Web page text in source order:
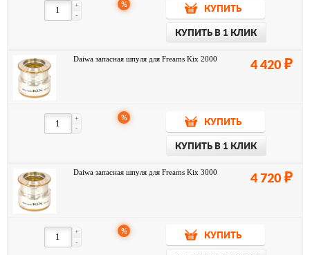
-
+ %
КУПИТЬ
КУПИТЬ В 1 КЛИК
Daiwa запасная шпуля для Freams Kix 2000
4 420
-
+ %
КУПИТЬ
КУПИТЬ В 1 КЛИК
Daiwa запасная шпуля для Freams Kix 3000
4 720
-
+ %
КУПИТЬ